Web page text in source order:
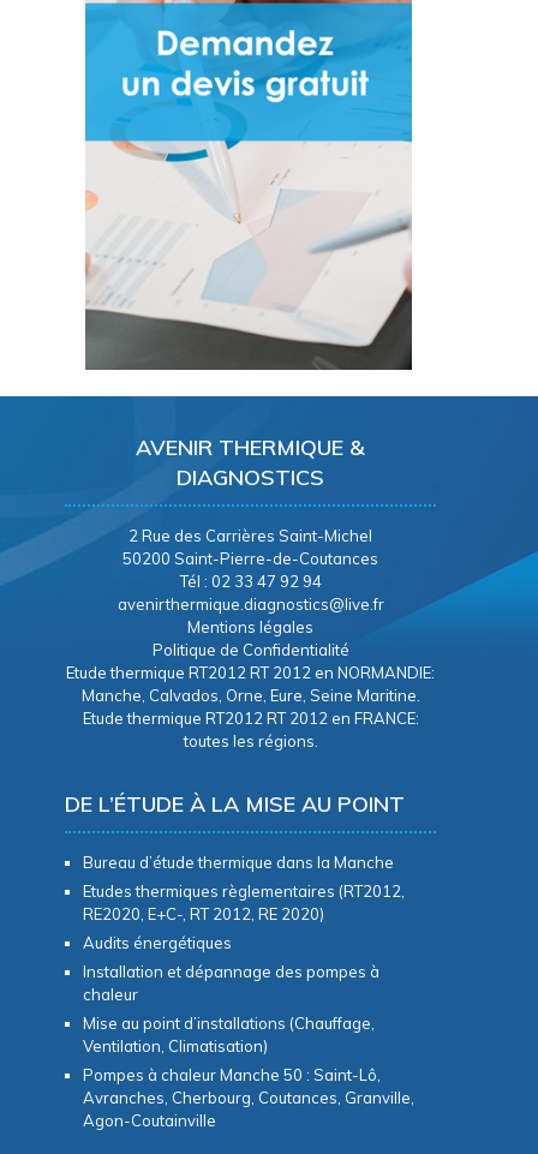
AVENIR THERMIQUE &
DIAGNOSTICS
2 Rue des Carrières Saint-Michel
50200 Saint-Pierre-de-Coutances
Tél : 02 33 47 92 94
avenirthermique.diagnostics@live.fr
Mentions légales
Politique de Confidentialité
Etude thermique RT2012 RT 2012 en NORMANDIE:
Manche, Calvados, Orne, Eure, Seine Maritine.
Etude thermique RT2012 RT 2012 en FRANCE:
toutes les régions.
DE L’ÉTUDE À LA MISE AU POINT
Bureau d’étude thermique dans la Manche
Etudes thermiques règlementaires (RT2012,
RE2020, E+C-, RT 2012, RE 2020)
Audits énergétiques
Installation et dépannage des pompes à
chaleur
Mise au point d’installations (Chauffage,
Ventilation, Climatisation)
Pompes à chaleur Manche 50 : Saint-Lô,
Avranches, Cherbourg, Coutances, Granville,
Agon-Coutainville